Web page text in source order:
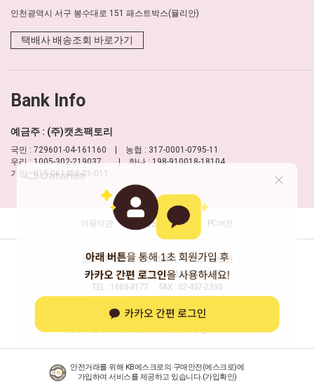
인천광역시 서구 봉수대로 151 패스트박스(뮬리안)
택배사 배송조회 바로가기
Bank Info
예금주 : (주)캣츠팩토리
국민 : 729601-04-161160 | 농협 : 317-0001-0795-11
우리 : 1005-302-219037 | 하나 : 198-910018-18104
기업 : 015-061458-01-011
이용약관 개인정보 처리방침 PC버전
상호 : 주식회사 캣츠팩토리
대표 : 신보현
주소 : 서울시 성동구 고산자로6길 40
TEL : 1688-8177
FAX : 02-457-2330
통신판매업신고 : 제2013-서울성동-0032호
안전거래를 위해 KB에스크로의 구매안전(에스크로)에
가입하여 서비스를 제공하고 있습니다.(가입확인)